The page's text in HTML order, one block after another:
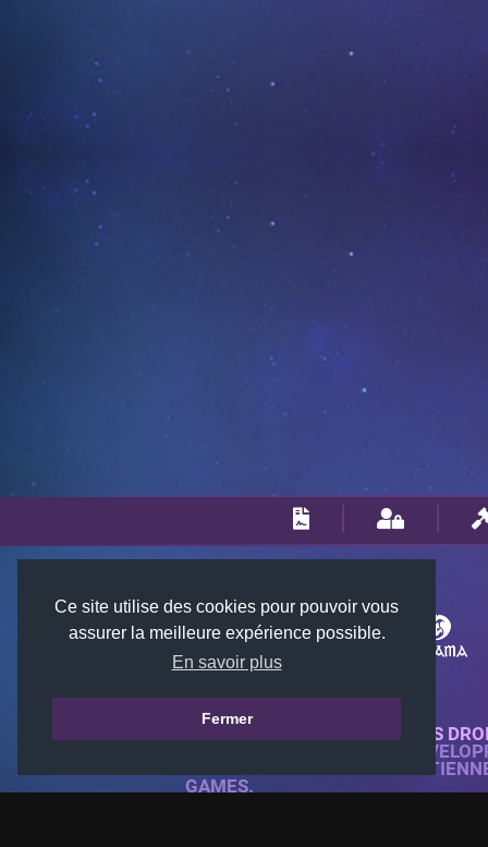
Ce site utilise des cookies pour pouvoir vous
assurer la meilleure expérience possible.
En savoir plus
Fermer
© 2018-2026 KTARENA. TOUS
SITE WEB ENTIÈREMENT
TOUTES LES IMAGES
GAMES.